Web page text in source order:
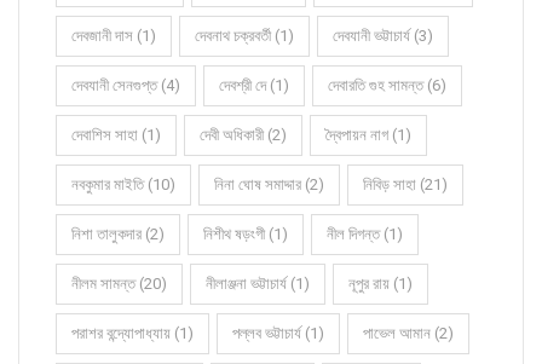
দেবজানী দাস (1) দেবনাথ চক্রবর্তী (1) দেবযানী ভট্টাচার্য (3)
দেবযানী সেনগুপ্ত (4) দেবশ্রী দে (1) দেবারতি গুহ সামন্ত (6)
দেবাশিস সাহা (1) দেবী অধিকারী (2) দ্বৈপায়ন নাগ (1)
নবকুমার মাইতি (10) নিনা ঘোষ সমাদ্দার (2) নিবিড় সাহা (21)
নিশা তালুকদার (2) নিশীথ ষড়ংগী (1) নীল দিগন্ত (1)
নীলম সামন্ত (20) নীলাঞ্জনা ভট্টাচার্য (1) নূপুর রায় (1)
পরাশর বন্দ্যোপাধ্যায় (1) পল্লব ভট্টাচার্য (1) পাভেল আমান (2)